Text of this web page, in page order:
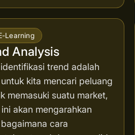
Learning
Analysis
trend adalah
kita mencari peluang
memasuki suatu market,
ini akan mengarahkan
cara